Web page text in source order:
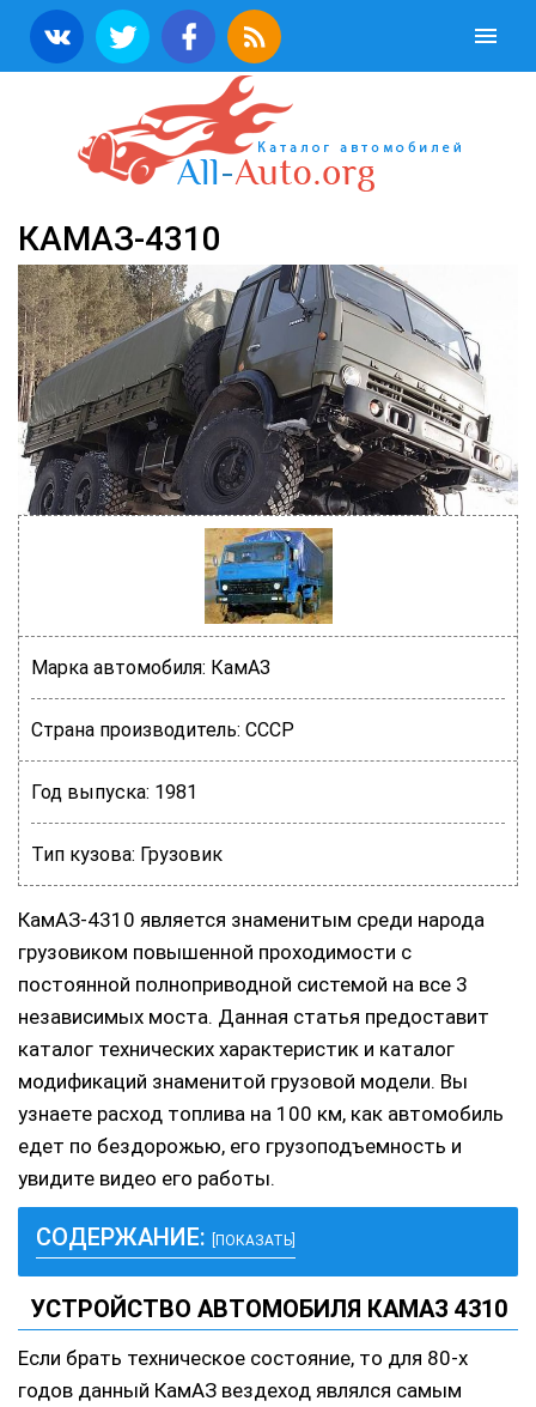
КАМАЗ-4310
Марка автомобиля: КамАЗ
Страна производитель: СССР
Год выпуска: 1981
Тип кузова: Грузовик
КамАЗ-4310 является знаменитым среди народа
грузовиком повышенной проходимости с
постоянной полноприводной системой на все 3
независимых моста. Данная статья предоставит
каталог технических характеристик и каталог
модификаций знаменитой грузовой модели. Вы
узнаете расход топлива на 100 км, как автомобиль
едет по бездорожью, его грузоподъемность и
увидите видео его работы.
СОДЕРЖАНИЕ: [ПОКАЗАТЬ]
УСТРОЙСТВО АВТОМОБИЛЯ КАМАЗ 4310
Если брать техническое состояние, то для 80-х
годов данный КамАЗ вездеход являлся самым